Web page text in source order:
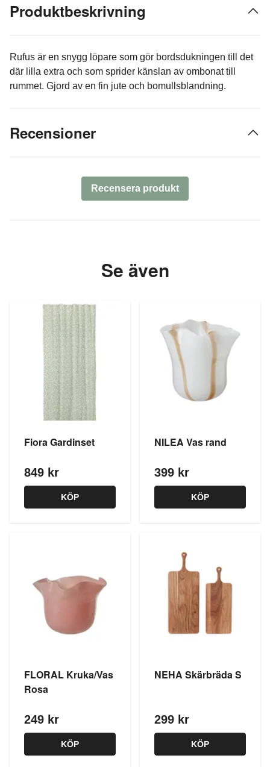
Produktbeskrivning
Rufus är en snygg löpare som gör bordsdukningen till det
där lilla extra och som sprider känslan av ombonat till
rummet. Gjord av en fin jute och bomullsblandning.
Recensioner
Recensera produkt
Se även
Fiora Gardinset
849 kr
KÖP
NILEA Vas rand
399 kr
KÖP
FLORAL Kruka/Vas
Rosa
249 kr
KÖP
NEHA Skärbräda S
299 kr
KÖP